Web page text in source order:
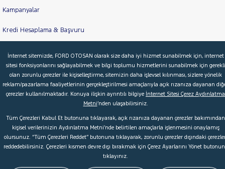
Kampanyalar
Kredi Hesaplama & Başvuru
© 2026 Ford Türkiye Ford Kurumsal Hakkımızda
Şartlar & Kişisel Verilerin Korunması S.S.S. Faydalı Bağlantılar
İnternet sitemizde, FORD OTOSAN olarak size daha iyi hizmet sunabilmek için, internet
sitesi fonksiyonlarını sağlayabilmek ve bilgi toplumu hizmetlerini sunabilmek için gerekli
olan zorunlu çerezler ile kişiselleştirme, sitemizin daha işlevsel kılınması, sizlere yönelik
reklam/pazarlama faaliyetlerinin gerçekleştirilmesi amaçlarıyla açık rızanıza dayanan
çerezler kullanılmaktadır. Konuya ilişkin ayrıntılı bilgiye İnternet Sitesi Çerez Aydınlatma
Metni’nden ulaşabilirsiniz.
Tüm Çerezleri Kabul Et butonuna tıklayarak, açık rızanıza dayanan çerezler bakımından
kişisel verilerinizin Aydınlatma Metni’nde belirtilen amaçlarla işlenmesini onaylamış
olursunuz. “Tüm Çerezleri Reddet” butonuna tıklayarak, zorunlu çerezler dışındaki
reddedebilirsiniz. Çerezleri kısmen devre dışı bırakmak için Çerez Ayarlarını Yönet
tıklayınız.